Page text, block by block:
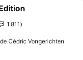
favoritos
1.811
Cédric Vongerichten